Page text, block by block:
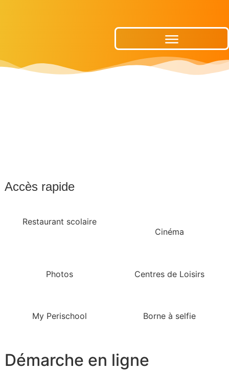
Accès rapide
Restaurant scolaire
Cinéma
Photos Centres de Loisirs
My Perischool Borne à selfie
Démarche en ligne